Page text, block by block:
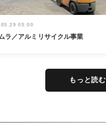
05:00
ラ／アルミリサイクル事業
もっと読む